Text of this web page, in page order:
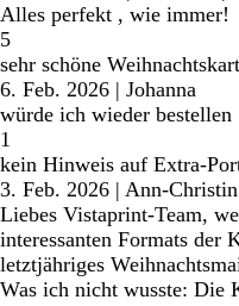
Alles perfekt , wie immer!
5
sehr schöne
6. Feb. 2026 | Johanna
würde ich wieder bestellen
1
kein Hinweis auf Extra-
3. Feb. 2026 | Ann-
Liebes Vistaprint-Team,
interessanten Formats der
letztjähriges
Was ich nicht wusste: Die